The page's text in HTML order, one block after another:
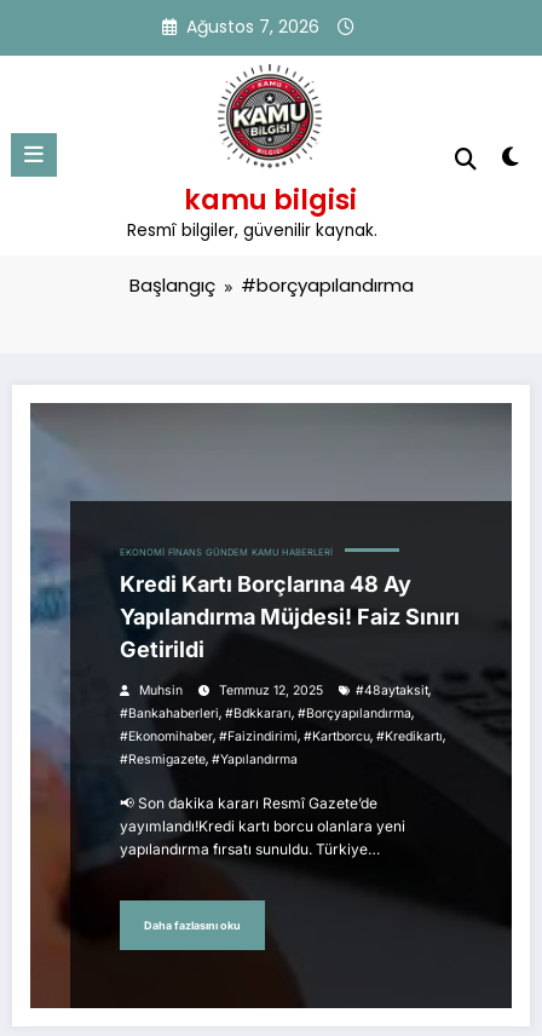
Ağustos 7, 2026
kamu bilgisi
Resmî bilgiler, güvenilir kaynak.
Etiket: #borçyapılandırma
Başlangıç #borçyapılandırma
EKONOMI FINANS GÜNDEM KAMU HABERLERI
Kredi Kartı Borçlarına 48 Ay
Yapılandırma Müjdesi! Faiz Sınırı
Getirildi
Muhsin Temmuz 12, 2025 #48aytaksit,
#bankahaberleri, #bdkkararı, #borçyapılandırma,
#ekonomihaber, #faizindirimi, #kartborcu, #kredikartı,
#resmigazete, #yapılandırma
📢 Son dakika kararı Resmî Gazete’de
yayımlandı!Kredi kartı borcu olanlara yeni
yapılandırma fırsatı sunuldu. Türkiye…
Daha fazlasını oku